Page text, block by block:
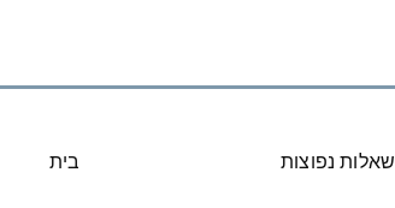
בית שאלות נפוצות